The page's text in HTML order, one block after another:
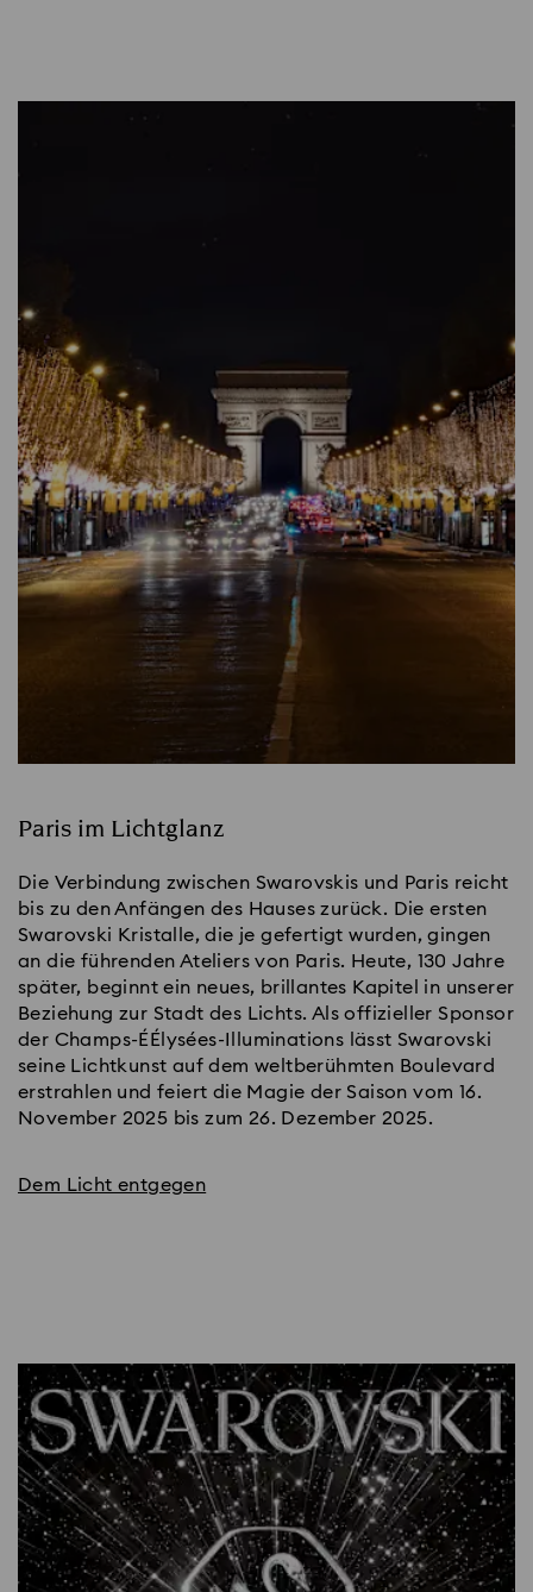
Paris im Lichtglanz
Die Verbindung zwischen Swarovskis und Paris reicht
bis zu den Anfängen des Hauses zurück. Die ersten
Swarovski Kristalle, die je gefertigt wurden, gingen
an die führenden Ateliers von Paris. Heute, 130 Jahre
später, beginnt ein neues, brillantes Kapitel in unserer
Beziehung zur Stadt des Lichts. Als offizieller Sponsor
der Champs-ÉÉlysées-Illuminations lässt Swarovski
seine Lichtkunst auf dem weltberühmten Boulevard
erstrahlen und feiert die Magie der Saison vom 16.
November 2025 bis zum 26. Dezember 2025.
Dem Licht entgegen